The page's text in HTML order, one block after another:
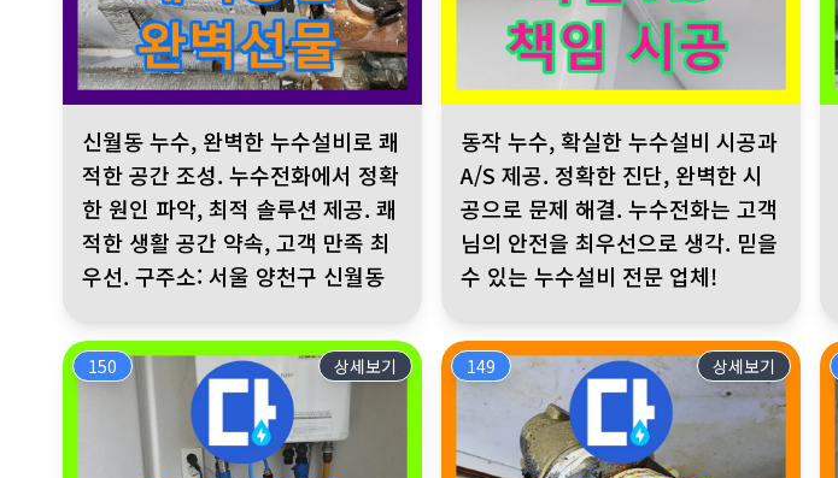
신월동 누수, 완벽한 누수설비로 쾌
적한 공간 조성. 누수전화에서 정확
한 원인 파악, 최적 솔루션 제공. 쾌
적한 생활 공간 약속, 고객 만족 최
우선. 구주소: 서울 양천구 신월동
동작 누수, 확실한 누수설비 시공과
A/S 제공. 정확한 진단, 완벽한 시
공으로 문제 해결. 누수전화는 고객
님의 안전을 최우선으로 생각. 믿을
수 있는 누수설비 전문 업체!
150 상세보기 149 상세보기